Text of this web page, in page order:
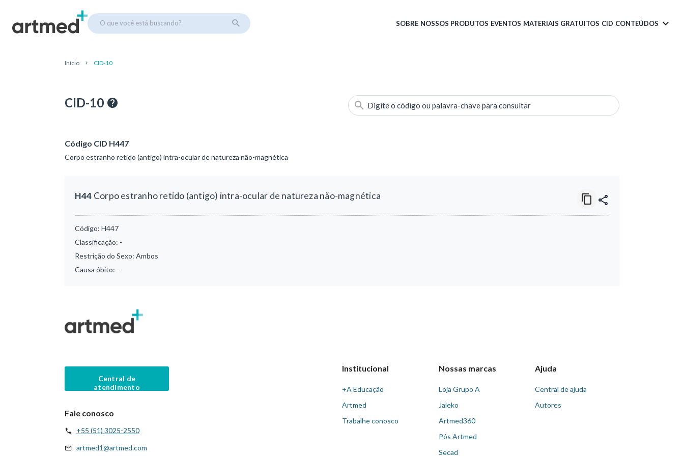
O que você está buscando? SOBRE NOSSOS PRODUTOS EVENTOS MATERIAIS GRATUITOS CID CONTEÚDOS
Início CID-10
CID-10 Digite o código ou palavra-chave para consultar
Código CID H447
Corpo estranho retido (antigo) intra-ocular de natureza não-magnética
H44 Corpo estranho retido (antigo) intra-ocular de natureza não-magnética
Código: H447
Classificação: -
Restrição do Sexo: Ambos
Causa óbito: -
Central de
atendimento
Fale conosco
+55 (51) 3025-2550
artmed1@artmed.com
Institucional
+A Educação
Artmed
Trabalhe conosco
Nossas marcas
Loja Grupo A
Jaleko
Artmed360
Pós Artmed
Secad
Ajuda
Central de ajuda
Autores